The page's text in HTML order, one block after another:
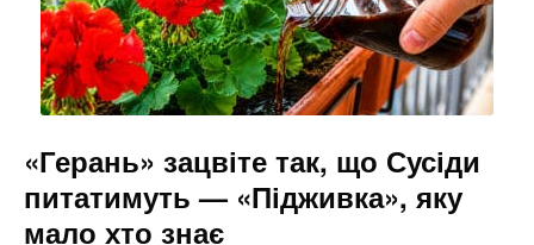
«Герань» зацвіте так, що Сусіди
питатимуть — «Підживка», яку
мало хто знає